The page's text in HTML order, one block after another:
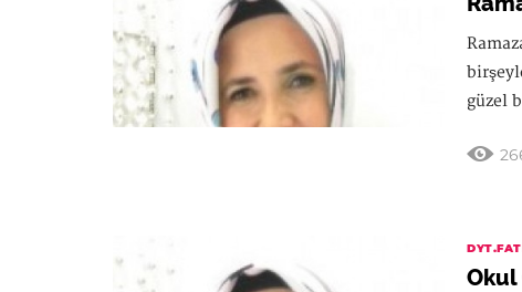
güzel
Okul